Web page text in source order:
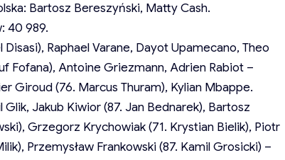
Bartosz Bereszyński, Matty Cash.
40 989.
Raphael Varane, Dayot Upamecano, Theo
Fofana), Antoine Griezmann, Adrien Rabiot –
Giroud (76. Marcus Thuram), Kylian Mbappe.
Jakub Kiwior (87. Jan Bednarek), Bartosz
Grzegorz Krychowiak (71. Krystian Bielik), Piotr
Przemysław Frankowski (87. Kamil Grosicki) –